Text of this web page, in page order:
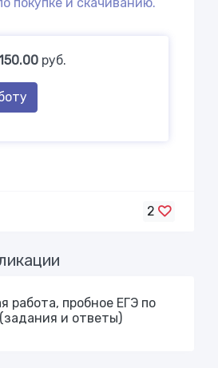
руб.
2
работа, пробное ЕГЭ по
и ответы)